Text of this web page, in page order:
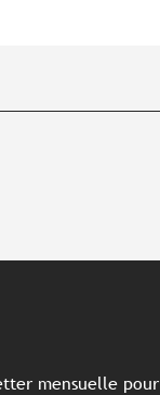
mensuelle pour